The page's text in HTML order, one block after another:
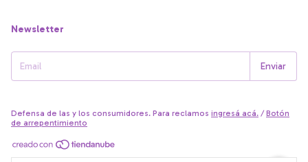
Newsletter
Defensa de las y los consumidores. Para reclamos ingresá acá. / Botón
de arrepentimiento